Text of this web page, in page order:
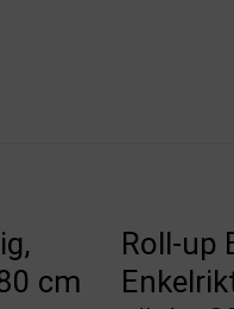
cm
Roll-up